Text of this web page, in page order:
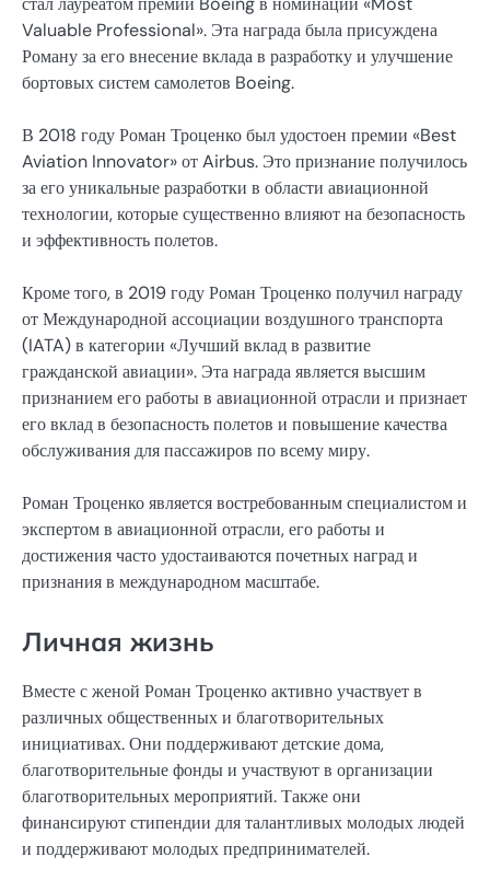
Valuable Professional». Эта награда была присуждена
Роману за его внесение вклада в разработку и улучшение
бортовых систем самолетов Boeing.
В 2018 году Роман Троценко был удостоен премии «Best
Aviation Innovator» от Airbus. Это признание получилось
за его уникальные разработки в области авиационной
технологии, которые существенно влияют на безопасность
и эффективность полетов.
Кроме того, в 2019 году Роман Троценко получил награду
от Международной ассоциации воздушного транспорта
(IATA) в категории «Лучший вклад в развитие
гражданской авиации». Эта награда является высшим
признанием его работы в авиационной отрасли и признает
его вклад в безопасность полетов и повышение качества
обслуживания для пассажиров по всему миру.
Роман Троценко является востребованным специалистом и
экспертом в авиационной отрасли, его работы и
достижения часто удостаиваются почетных наград и
признания в международном масштабе.
Личная жизнь
Вместе с женой Роман Троценко активно участвует в
различных общественных и благотворительных
инициативах. Они поддерживают детские дома,
благотворительные фонды и участвуют в организации
благотворительных мероприятий. Также они
финансируют стипендии для талантливых молодых людей
и поддерживают молодых предпринимателей.